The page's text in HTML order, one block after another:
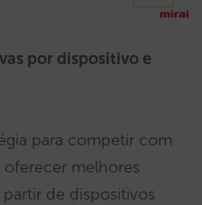
por dispositivo e
para competir com
oferecer melhores
de dispositivos